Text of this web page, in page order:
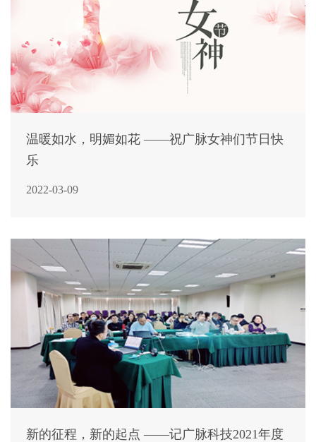
温暖如水，明媚如花 ——祝广脉女神们节日快
乐
2022-03-09
新的征程，新的起点 ——记广脉科技2021年度